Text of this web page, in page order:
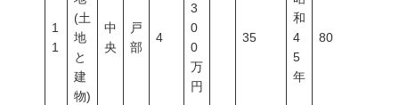
1
1
(土
地
と
建
物)
中
央
戸
部
4
3
0
0
万
円
35
和
4
5
年
80